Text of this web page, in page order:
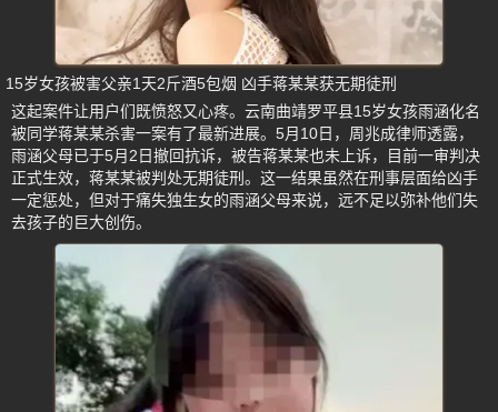
15岁女孩被害父亲1天2斤酒5包烟 凶手蒋某某获无期徒刑
这起案件让用户们既愤怒又心疼。云南曲靖罗平县15岁女孩雨涵化名
被同学蒋某某杀害一案有了最新进展。5月10日，周兆成律师透露，
雨涵父母已于5月2日撤回抗诉，被告蒋某某也未上诉，目前一审判决
正式生效，蒋某某被判处无期徒刑。这一结果虽然在刑事层面给凶手
一定惩处，但对于痛失独生女的雨涵父母来说，远不足以弥补他们失
去孩子的巨大创伤。